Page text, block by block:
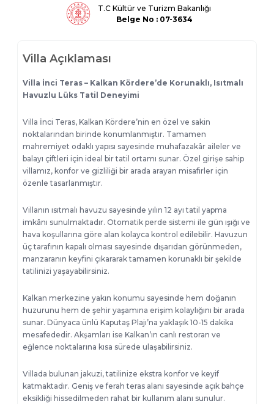
T.C Kültür ve Turizm Bakanlığı
Belge No : 07-3634
Villa Açıklaması
Villa İnci Teras – Kalkan Kördere’de Korunaklı, Isıtmalı
Havuzlu Lüks Tatil Deneyimi
Villa İnci Teras, Kalkan Kördere’nin en özel ve sakin
noktalarından birinde konumlanmıştır. Tamamen
mahremiyet odaklı yapısı sayesinde muhafazakâr aileler ve
balayı çiftleri için ideal bir tatil ortamı sunar. Özel girişe sahip
villamız, konfor ve gizliliği bir arada arayan misafirler için
özenle tasarlanmıştır.
Villanın ısıtmalı havuzu sayesinde yılın 12 ayı tatil yapma
imkânı sunulmaktadır. Otomatik perde sistemi ile gün ışığı ve
hava koşullarına göre alan kolayca kontrol edilebilir. Havuzun
üç tarafının kapalı olması sayesinde dışarıdan görünmeden,
manzaranın keyfini çıkararak tamamen korunaklı bir şekilde
tatilinizi yaşayabilirsiniz.
Kalkan merkezine yakın konumu sayesinde hem doğanın
huzurunu hem de şehir yaşamına erişim kolaylığını bir arada
sunar. Dünyaca ünlü Kaputaş Plajı’na yaklaşık 10-15 dakika
mesafededir. Akşamları ise Kalkan’ın canlı restoran ve
eğlence noktalarına kısa sürede ulaşabilirsiniz.
Villada bulunan jakuzi, tatilinize ekstra konfor ve keyif
katmaktadır. Geniş ve ferah teras alanı sayesinde açık bahçe
eksikliği hissedilmeden rahat bir kullanım alanı sunulur.